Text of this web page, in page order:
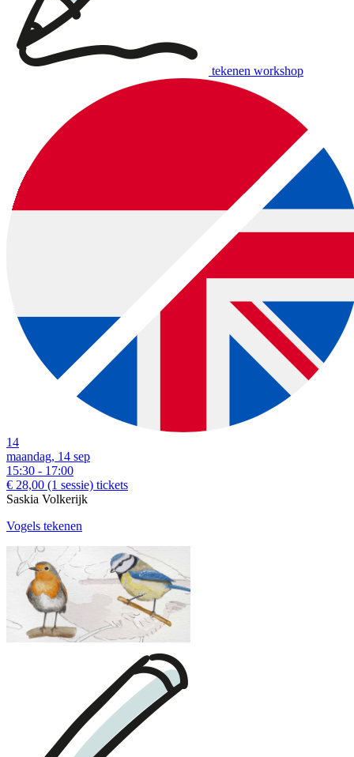
tekenen workshop
14
maandag, 14 sep
15:30 - 17:00
€ 28,00 (1 sessie) tickets
Saskia Volkerijk
Vogels tekenen